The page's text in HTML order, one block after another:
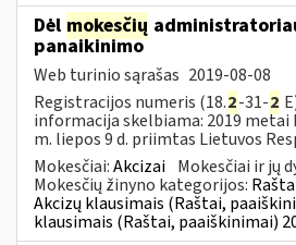
Dėl mokesčių
panaikinimo
Web turinio sąrašas 2019-08-08
Registracijos numeris (18.2-31-2
informacija skelbiama: 2019 metai
m. liepos 9 d. priimtas Lietuvos
Mokesčiai:Akcizai Mokesčiai ir jų
Mokesčių žinyno kategorijos:
Akcizų klausimais (Raštai,
klausimais (Raštai, paaiškinimai)